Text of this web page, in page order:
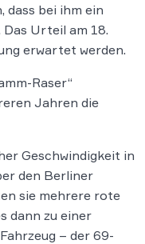
dass bei ihm ein
Urteil am 18.
erwartet werden.
Raser“
Jahren die
Geschwindigkeit in
den Berliner
sie mehrere rote
dann zu einer
– der 69-